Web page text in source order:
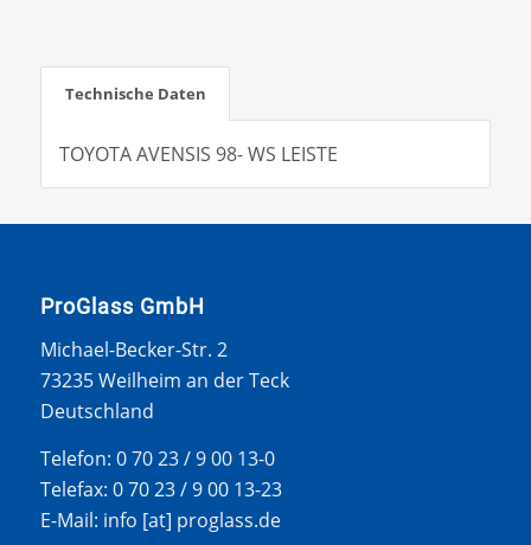
Technische Daten
TOYOTA AVENSIS 98- WS LEISTE
ProGlass GmbH
Michael-Becker-Str. 2
73235 Weilheim an der Teck
Deutschland
Telefon: 0 70 23 / 9 00 13-0
Telefax: 0 70 23 / 9 00 13-23
E-Mail: info [at] proglass.de